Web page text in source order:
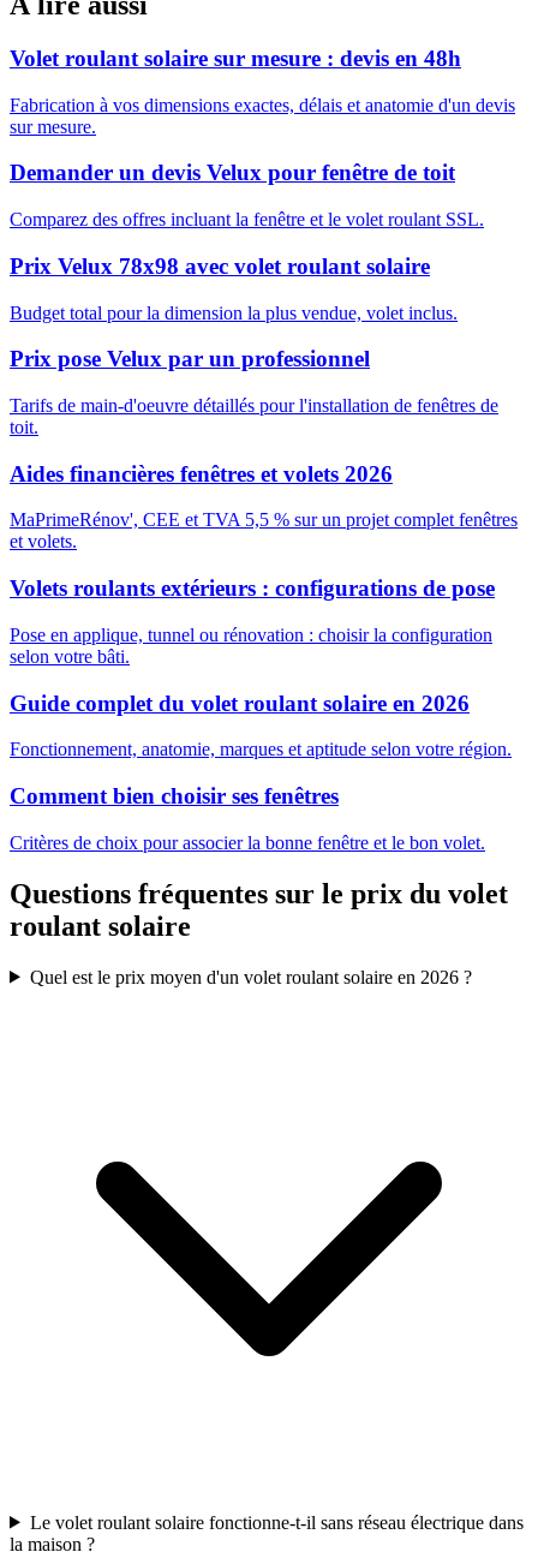
Volet roulant solaire sur mesure : devis en 48h
Fabrication à vos dimensions exactes, délais et anatomie d'un devis
sur mesure.
Demander un devis Velux pour fenêtre de toit
Comparez des offres incluant la fenêtre et le volet roulant SSL.
Prix Velux 78x98 avec volet roulant solaire
Budget total pour la dimension la plus vendue, volet inclus.
Prix pose Velux par un professionnel
Tarifs de main-d'oeuvre détaillés pour l'installation de fenêtres de
toit.
Aides financières fenêtres et volets 2026
MaPrimeRénov', CEE et TVA 5,5 % sur un projet complet fenêtres
et volets.
Volets roulants extérieurs : configurations de pose
Pose en applique, tunnel ou rénovation : choisir la configuration
selon votre bâti.
Guide complet du volet roulant solaire en 2026
Fonctionnement, anatomie, marques et aptitude selon votre région.
Comment bien choisir ses fenêtres
Critères de choix pour associer la bonne fenêtre et le bon volet.
Questions fréquentes sur le prix du volet
roulant solaire
Quel est le prix moyen d'un volet roulant solaire en 2026 ?
Le volet roulant solaire fonctionne-t-il sans réseau électrique dans
la maison ?